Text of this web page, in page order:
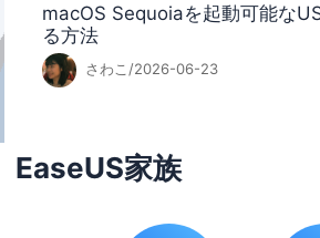
macOS Sequoiaを起動可能な
る方法
さわこ/2026-06-23
EaseUS家族